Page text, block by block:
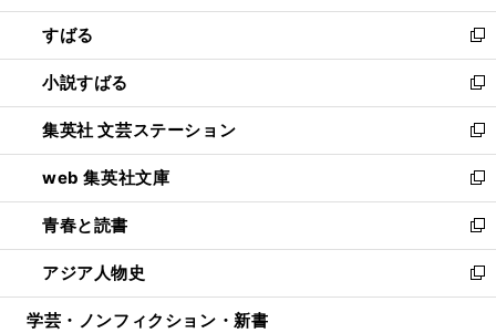
開
く
ウ
で
開
く
ン
ド
ウ
で
開
く
すばる
新
し
い
ウ
ィ
ン
ド
ウ
で
開
く
小説すばる
新
し
い
ウ
ィ
ン
ド
ウ
で
開
集英社 文芸ステーション
新
し
い
ウ
ィ
ン
ド
ウ
web 集英社文庫
新
し
い
ウ
ィ
ン
青春と読書
新
し
い
ウ
アジア人物史
新
し
学芸・ノンフィクション・新書